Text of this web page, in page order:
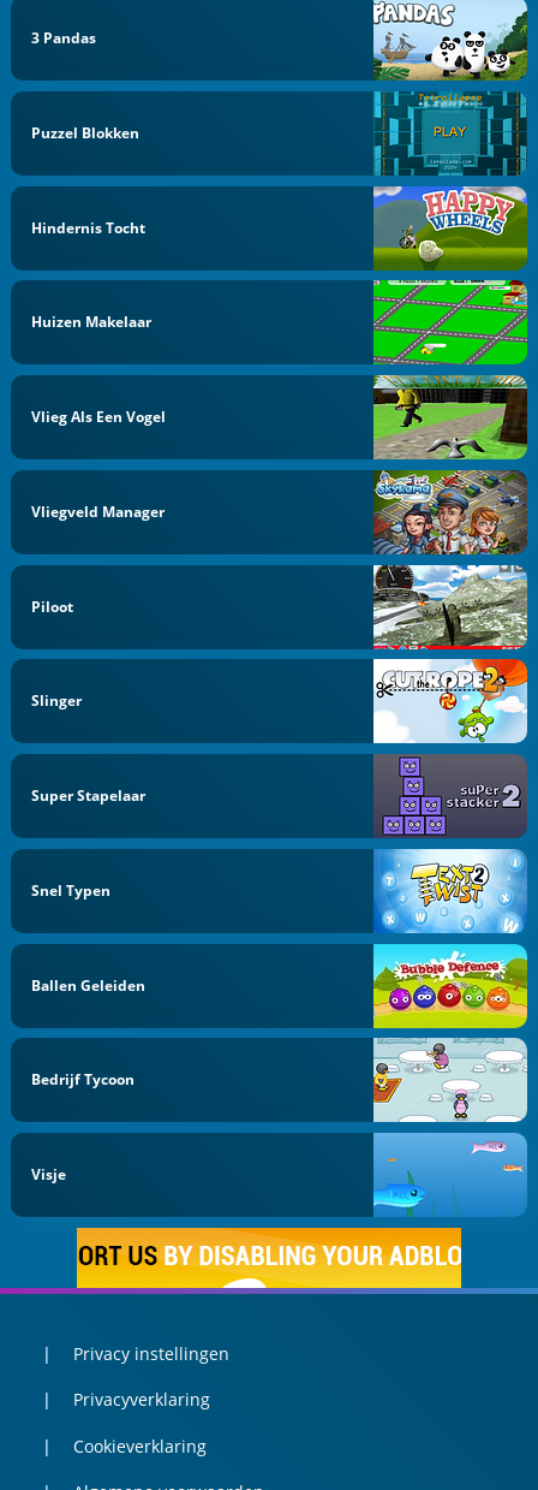
3 Pandas
Puzzel Blokken
Hindernis Tocht
Huizen Makelaar
Vlieg Als Een Vogel
Vliegveld Manager
Piloot
Slinger
Super Stapelaar
Snel Typen
Ballen Geleiden
Bedrijf Tycoon
Visje
Privacy instellingen
Privacyverklaring
Cookieverklaring